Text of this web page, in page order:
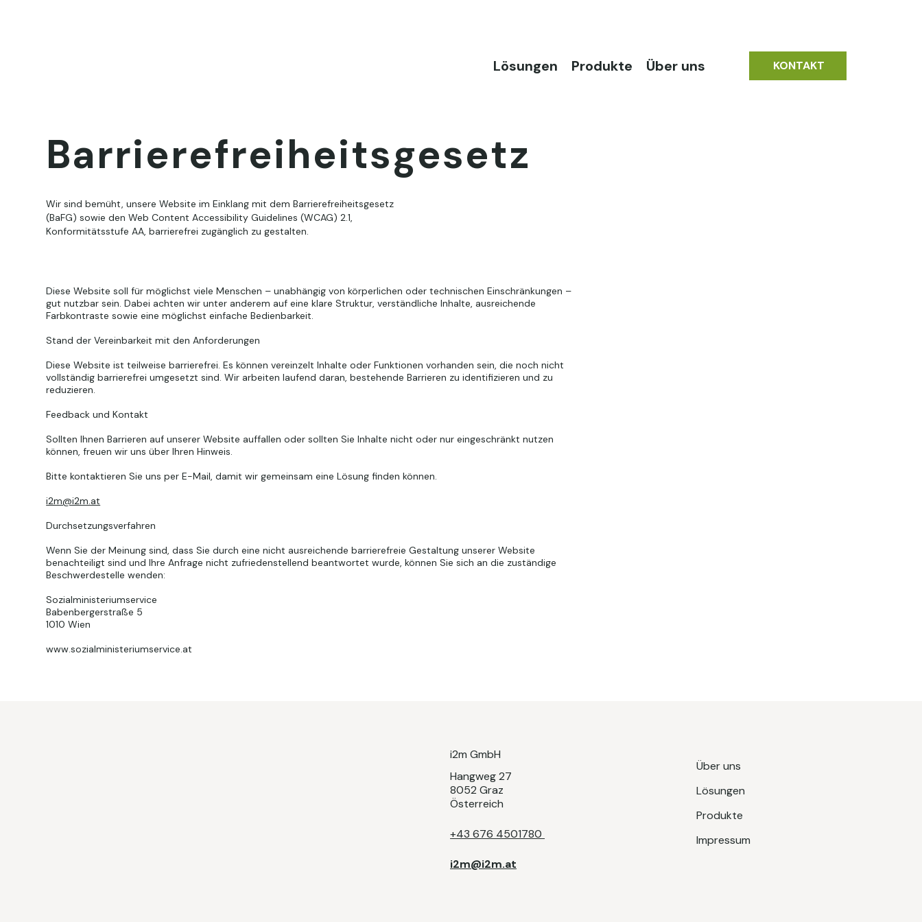
Lösungen Produkte Über uns KONTAKT
Barrierefreiheitsgesetz
Wir sind bemüht, unsere Website im Einklang mit dem Barrierefreiheitsgesetz
(BaFG) sowie den Web Content Accessibility Guidelines (WCAG) 2.1,
Konformitätsstufe AA, barrierefrei zugänglich zu gestalten.
Diese Website soll für möglichst viele Menschen – unabhängig von körperlichen oder technischen Einschränkungen –
gut nutzbar sein. Dabei achten wir unter anderem auf eine klare Struktur, verständliche Inhalte, ausreichende
Farbkontraste sowie eine möglichst einfache Bedienbarkeit.
Stand der Vereinbarkeit mit den Anforderungen
Diese Website ist teilweise barrierefrei. Es können vereinzelt Inhalte oder Funktionen vorhanden sein, die noch nicht
vollständig barrierefrei umgesetzt sind. Wir arbeiten laufend daran, bestehende Barrieren zu identifizieren und zu
reduzieren.
Feedback und Kontakt
Sollten Ihnen Barrieren auf unserer Website auffallen oder sollten Sie Inhalte nicht oder nur eingeschränkt nutzen
können, freuen wir uns über Ihren Hinweis.
Bitte kontaktieren Sie uns per E-Mail, damit wir gemeinsam eine Lösung finden können.
i2m@i2m.at
Durchsetzungsverfahren
Wenn Sie der Meinung sind, dass Sie durch eine nicht ausreichende barrierefreie Gestaltung unserer Website
benachteiligt sind und Ihre Anfrage nicht zufriedenstellend beantwortet wurde, können Sie sich an die zuständige
Beschwerdestelle wenden:
Sozialministeriumservice
Babenbergerstraße 5
1010 Wien
www.sozialministeriumservice.at
i2m GmbH
Hangweg 27
8052 Graz
Österreich​
+43 676 4501780
i2m@i2m.at​
Über uns
Lösungen
Produkte
Impressum